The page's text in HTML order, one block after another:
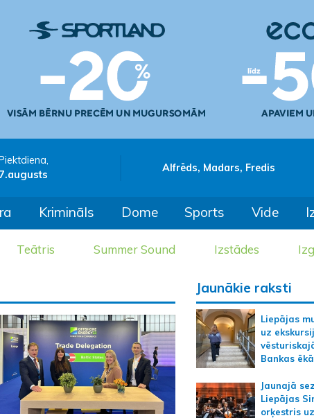
7.augusts
Alfrēds, Madars, Fredis
Krimināls Dome Sports Vide
Teātris Summer Sound Izstādes
Jaunākie raksti
Liepājas
uz
Bankas ēkā
Jaunajā
Liepājas
orķestris